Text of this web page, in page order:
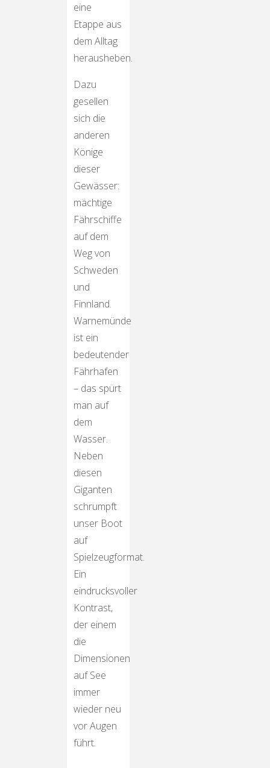
eine
Etappe aus
dem Alltag
herausheben.
Dazu
gesellen
sich die
anderen
Könige
dieser
Gewässer:
mächtige
Fährschiffe
auf dem
Weg von
Schweden
und
Finnland.
Warnemünde
ist ein
bedeutender
Fährhafen
– das spürt
man auf
dem
Wasser.
Neben
diesen
Giganten
schrumpft
unser Boot
auf
Spielzeugformat.
Ein
eindrucksvoller
Kontrast,
der einem
die
Dimensionen
auf See
immer
wieder neu
vor Augen
führt.